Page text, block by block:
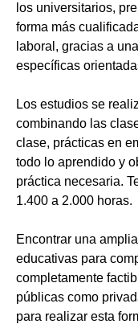
los universitarios,
forma más
laboral, gracias a
específicas
Los estudios se
combinando las
clase, prácticas en
todo lo aprendido y
práctica necesaria.
1.400 a 2.000 horas.
Encontrar una
educativas para
completamente
públicas como
para realizar esta